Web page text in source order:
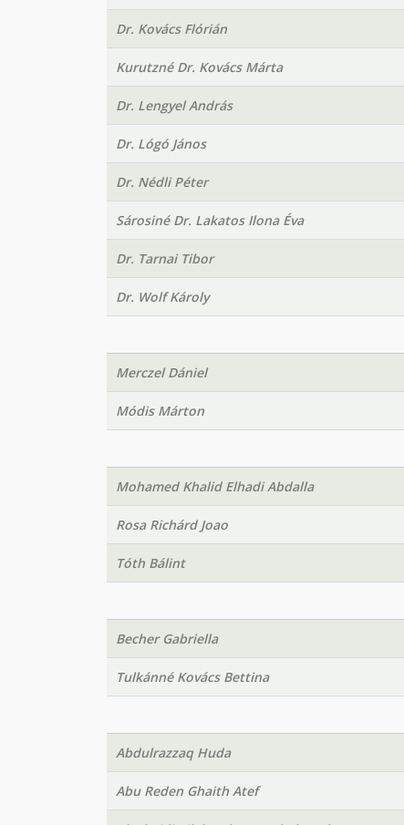
Dr. Kovács Flórián
Kurutzné Dr. Kovács Márta
Dr. Lengyel András
Dr. Lógó János
Dr. Nédli Péter
Sárosiné Dr. Lakatos Ilona Éva
Dr. Tarnai Tibor
Dr. Wolf Károly
Merczel Dániel
Módis Márton
Mohamed Khalid Elhadi Abdalla
Rosa Richárd Joao
Tóth Bálint
Becher Gabriella
Tulkánné Kovács Bettina
Abdulrazzaq Huda
Abu Reden Ghaith Atef